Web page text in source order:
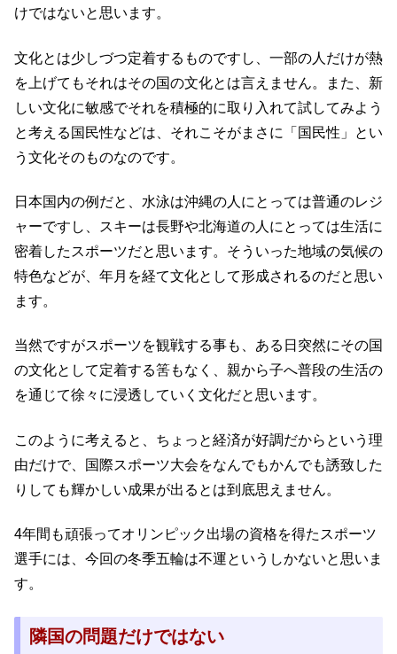
けではないと思います。
文化とは少しづつ定着するものですし、一部の人だけが熱
を上げてもそれはその国の文化とは言えません。また、新
しい文化に敏感でそれを積極的に取り入れて試してみよう
と考える国民性などは、それこそがまさに「国民性」とい
う文化そのものなのです。
日本国内の例だと、水泳は沖縄の人にとっては普通のレジ
ャーですし、スキーは長野や北海道の人にとっては生活に
密着したスポーツだと思います。そういった地域の気候の
特色などが、年月を経て文化として形成されるのだと思い
ます。
当然ですがスポーツを観戦する事も、ある日突然にその国
の文化として定着する筈もなく、親から子へ普段の生活の
を通じて徐々に浸透していく文化だと思います。
このように考えると、ちょっと経済が好調だからという理
由だけで、国際スポーツ大会をなんでもかんでも誘致した
りしても輝かしい成果が出るとは到底思えません。
4年間も頑張ってオリンピック出場の資格を得たスポーツ
選手には、今回の冬季五輪は不運というしかないと思いま
す。
隣国の問題だけではない